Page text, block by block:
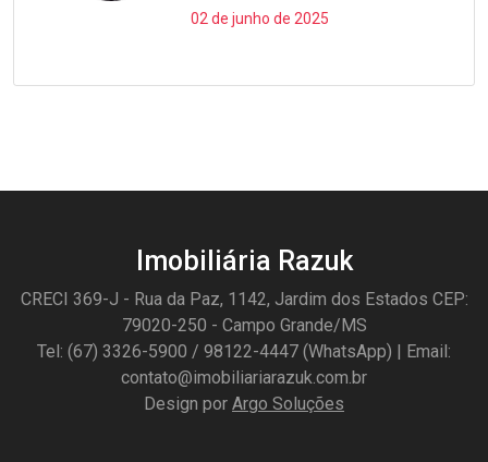
02 de junho de 2025
Imobiliária Razuk
CRECI 369-J - Rua da Paz, 1142, Jardim dos Estados CEP:
79020-250 - Campo Grande/MS
Tel: (67) 3326-5900 / 98122-4447 (WhatsApp) | Email:
contato@imobiliariarazuk.com.br
Design por Argo Soluções